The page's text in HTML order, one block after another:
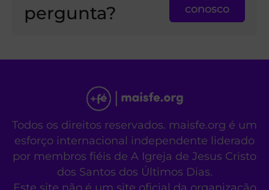
pergunta?
conosco
Todos os direitos reservados. maisfe.org é um
esforço internacional independente liderado
por membros fiéis de A Igreja de Jesus Cristo
dos Santos dos Últimos Dias.
Este site não é um site oficial da organização